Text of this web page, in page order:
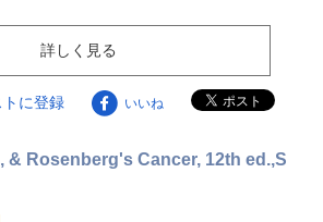
詳しく見る
に登録 いいね
& Rosenberg's Cancer, 12th ed.,S